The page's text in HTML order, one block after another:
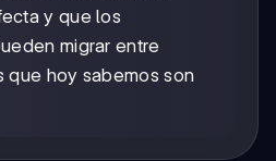
y que los
migrar entre
que hoy sabemos son